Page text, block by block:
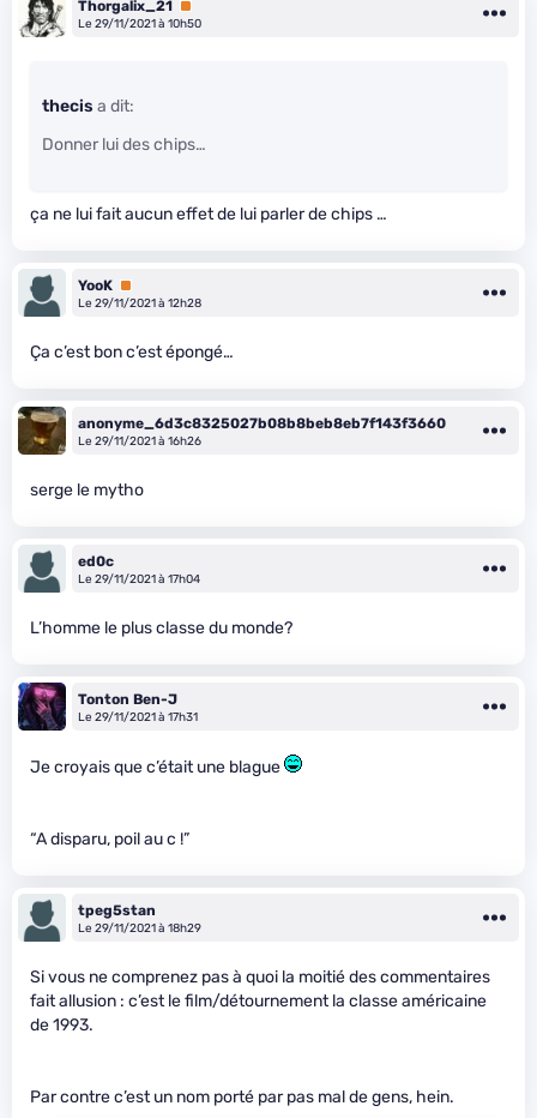
Thorgalix_21 Premium
Le 29/11/2021 à 10h50
thecis a dit:
Donner lui des chips…
ça ne lui fait aucun effet de lui parler de chips …
YooK Premium
Le 29/11/2021 à 12h28
Ça c’est bon c’est épongé…
anonyme_6d3c8325027b08b8beb8eb7f143f3660
Le 29/11/2021 à 16h26
serge le mytho
ed0c
Le 29/11/2021 à 17h04
L’homme le plus classe du monde?
Tonton Ben-J
Le 29/11/2021 à 17h31
Je croyais que c’était une blague
“A disparu, poil au c !”
tpeg5stan
Le 29/11/2021 à 18h29
Si vous ne comprenez pas à quoi la moitié des commentaires
fait allusion : c’est le film/détournement la classe américaine
de 1993.
Par contre c’est un nom porté par pas mal de gens, hein.